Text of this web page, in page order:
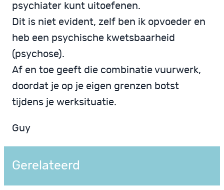
psychiater kunt uitoefenen.
Dit is niet evident, zelf ben ik opvoeder en
heb een psychische kwetsbaarheid
(psychose).
Af en toe geeft die combinatie vuurwerk,
doordat je op je eigen grenzen botst
tijdens je werksituatie.
Guy
Gerelateerd